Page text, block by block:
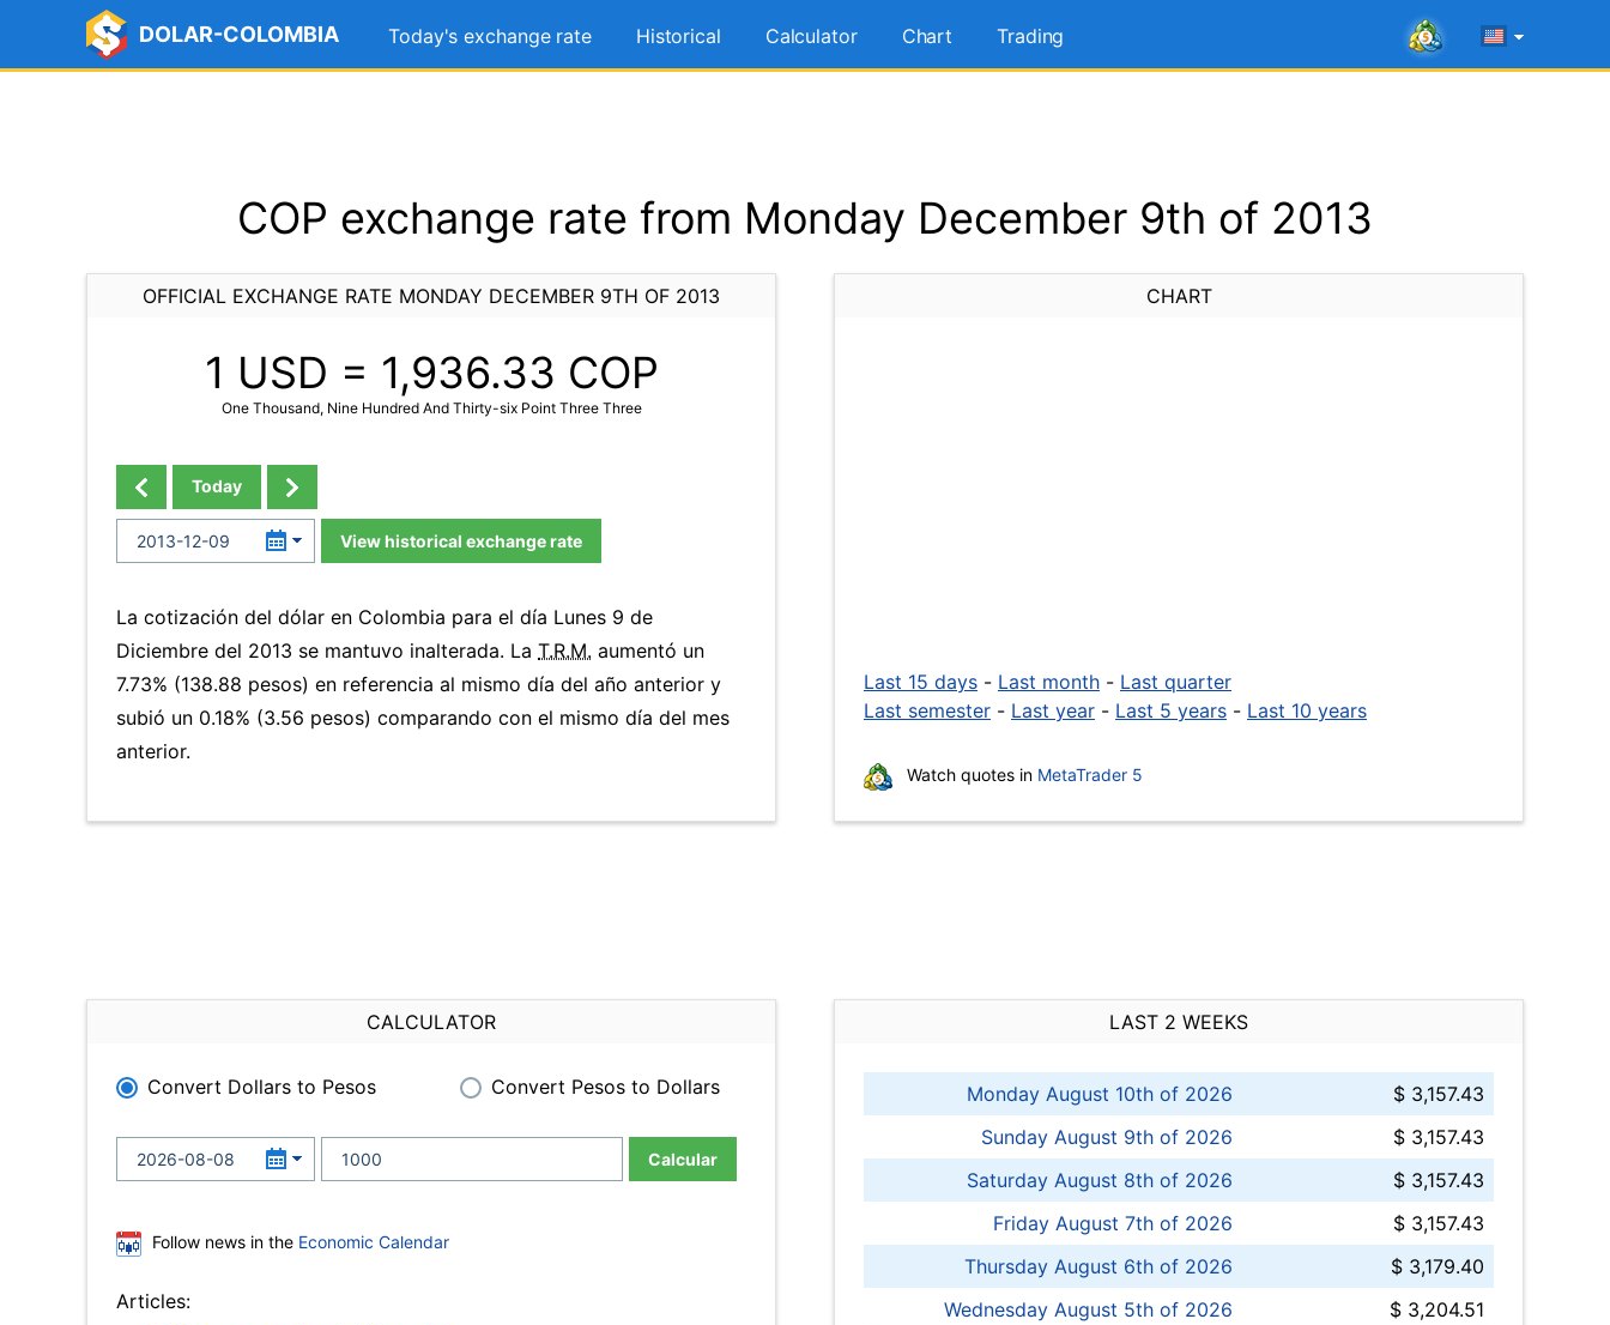
DOLAR-COLOMBIA Today's exchange rate Historical Calculator Chart Trading
COP exchange rate from Monday December 9th of 2013
OFFICIAL EXCHANGE RATE MONDAY DECEMBER 9TH OF 2013
1 USD = 1,936.33 COP
One Thousand, Nine Hundred And Thirty-six Point Three Three
Today
View historical exchange rate
La cotización del dólar en Colombia para el día Lunes 9 de
Diciembre del 2013 se mantuvo inalterada. La T.R.M. aumentó un
7.73% (138.88 pesos) en referencia al mismo día del año anterior y
subió un 0.18% (3.56 pesos) comparando con el mismo día del mes
anterior.
CHART
Last 15 days - Last month - Last quarter
Last semester - Last year - Last 5 years - Last 10 years
Watch quotes in MetaTrader 5
CALCULATOR
Convert Dollars to Pesos Convert Pesos to Dollars
Calcular
Follow news in the Economic Calendar
Articles:
LAST 2 WEEKS
Monday August 10th of 2026
$ 3,157.43
Sunday August 9th of 2026
$ 3,157.43
Saturday August 8th of 2026
$ 3,157.43
Friday August 7th of 2026
$ 3,157.43
Thursday August 6th of 2026
$ 3,179.40
Wednesday August 5th of 2026
$ 3,204.51